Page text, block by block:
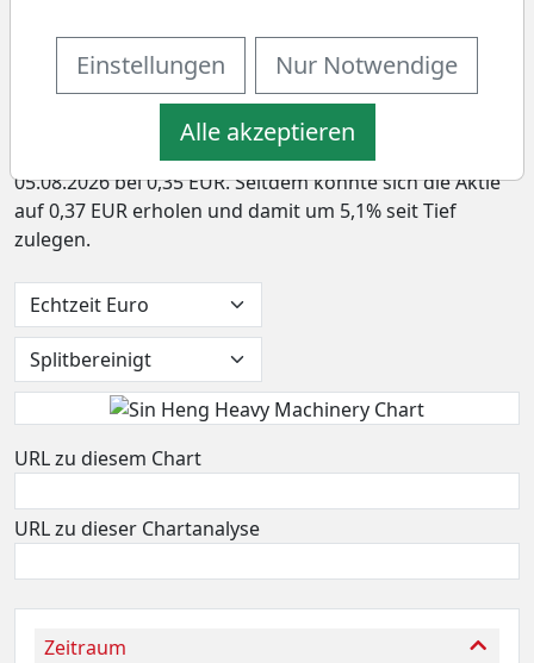
die Rendite bei -9,8% (Outperformance: -14,1%). Die
Aktie markierte das 52-Wochenhoch am 07.05.2026 bei
0,50 EUR. Derzeitig notiert der Preis bei 0,37 EUR, womit
sich die Aktie 26,4% unter ihrem 52-Wochenhoch
befindet. Das 52-Wochentief markierte die Aktie am
05.08.2026 bei 0,35 EUR. Seitdem konnte sich die Aktie
auf 0,37 EUR erholen und damit um 5,1% seit Tief
zulegen.
URL zu diesem Chart
URL zu dieser Chartanalyse
Zeitraum
Einstellungen Nur Notwendige
Alle akzeptieren